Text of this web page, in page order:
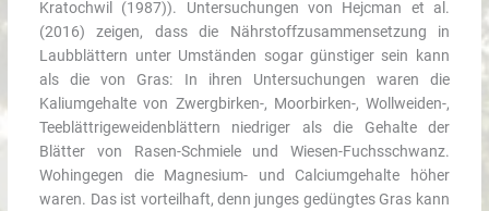
Kratochwil (1987)). Untersuchungen von Hejcman et al.
(2016) zeigen, dass die Nährstoffzusammensetzung in
Laubblättern unter Umständen sogar günstiger sein kann
als die von Gras: In ihren Untersuchungen waren die
Kaliumgehalte von Zwergbirken-, Moorbirken-, Wollweiden-,
Teeblättrigeweidenblättern niedriger als die Gehalte der
Blätter von Rasen-Schmiele und Wiesen-Fuchsschwanz.
Wohingegen die Magnesium- und Calciumgehalte höher
waren. Das ist vorteilhaft, denn junges gedüngtes Gras kann